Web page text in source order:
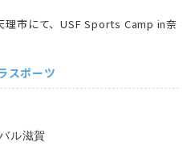
理市にて、USF Sports Camp in奈
スポーツ